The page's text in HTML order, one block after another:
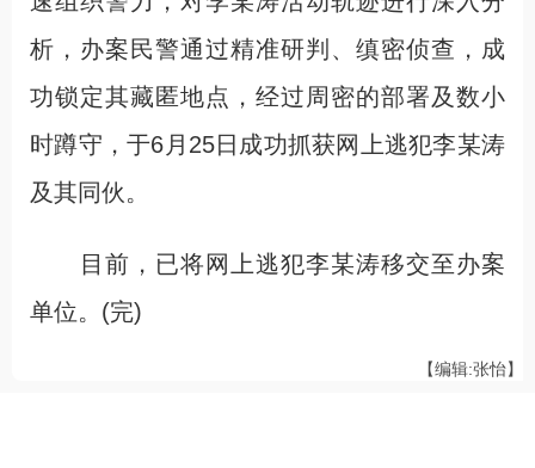
析，办案民警通过精准研判、缜密侦查，成
功锁定其藏匿地点，经过周密的部署及数小
时蹲守，于6月25日成功抓获网上逃犯李某涛
及其同伙。
目前，已将网上逃犯李某涛移交至办案
单位。(完)
【编辑:张怡】